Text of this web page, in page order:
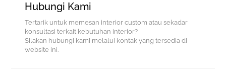
Hubungi Kami
Tertarik untuk memesan interior custom atau sekadar
konsultasi terkait kebutuhan interior?
Silakan hubungi kami melalui kontak yang tersedia di
website ini.